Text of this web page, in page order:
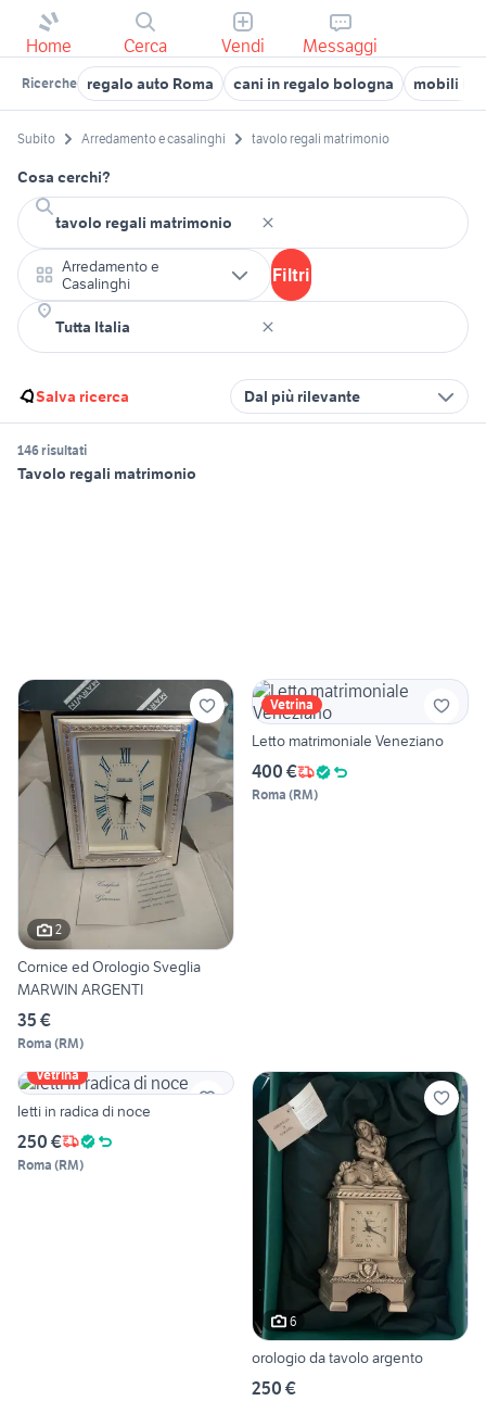
Home Cerca Vendi Messaggi
Ricerche regalo auto Roma cani in regalo bologna mobili in
Subito Arredamento e casalinghi tavolo regali matrimonio
Cosa cerchi?
Arredamento e
Casalinghi
Filtri
Salva ricerca Dal più rilevante
146 risultati
Tavolo regali matrimonio
2
Cornice ed Orologio Sveglia
MARWIN ARGENTI
35 €
Roma (RM)
Vetrina
Letto matrimoniale Veneziano
400 €
Roma (RM)
Vetrina
letti in radica di noce
250 €
Roma (RM)
6
orologio da tavolo argento
250 €